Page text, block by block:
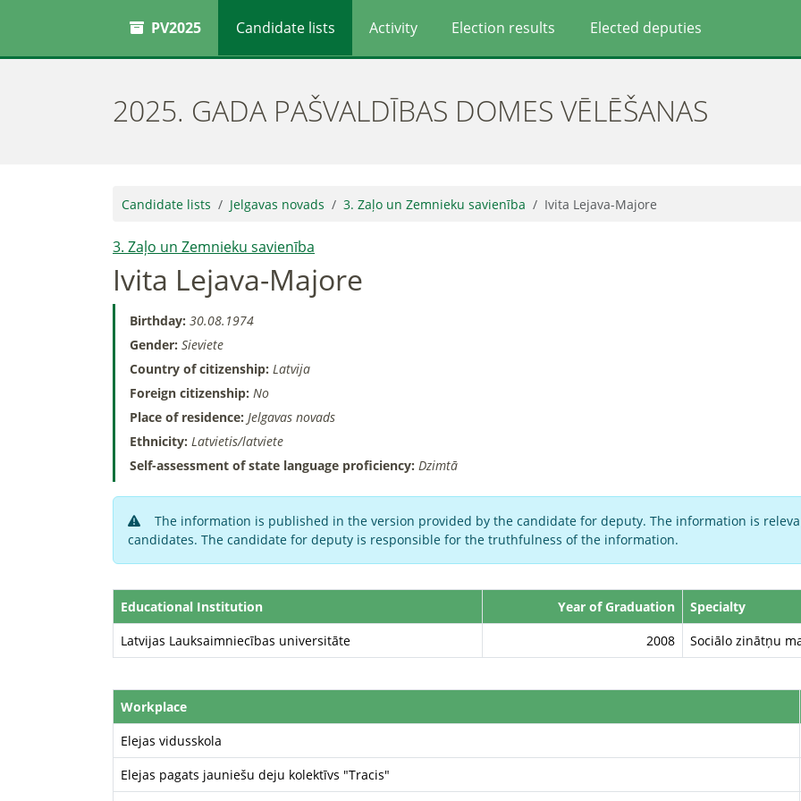
PV2025 Candidate lists Activity Election results Elected deputies
2025. GADA PAŠVALDĪBAS DOMES VĒLĒŠANAS
Candidate lists Jelgavas novads 3. Zaļo un Zemnieku savienība Ivita Lejava-Majore
3. Zaļo un Zemnieku savienība
Ivita Lejava-Majore
Birthday: 30.08.1974
Gender: Sieviete
Country of citizenship: Latvija
Foreign citizenship: No
Place of residence: Jelgavas novads
Ethnicity: Latvietis/latviete
Self-assessment of state language proficiency: Dzimtā
The information is published in the version provided by the candidate for deputy. The information is
candidates. The candidate for deputy is responsible for the truthfulness of the information.
Educational Institution Year of Graduation
Specialty
Latvijas Lauksaimniecības universitāte
2008 Sociālo zinātņu
Workplace
Elejas vidusskola
Elejas pagats jauniešu deju kolektīvs "Tracis"